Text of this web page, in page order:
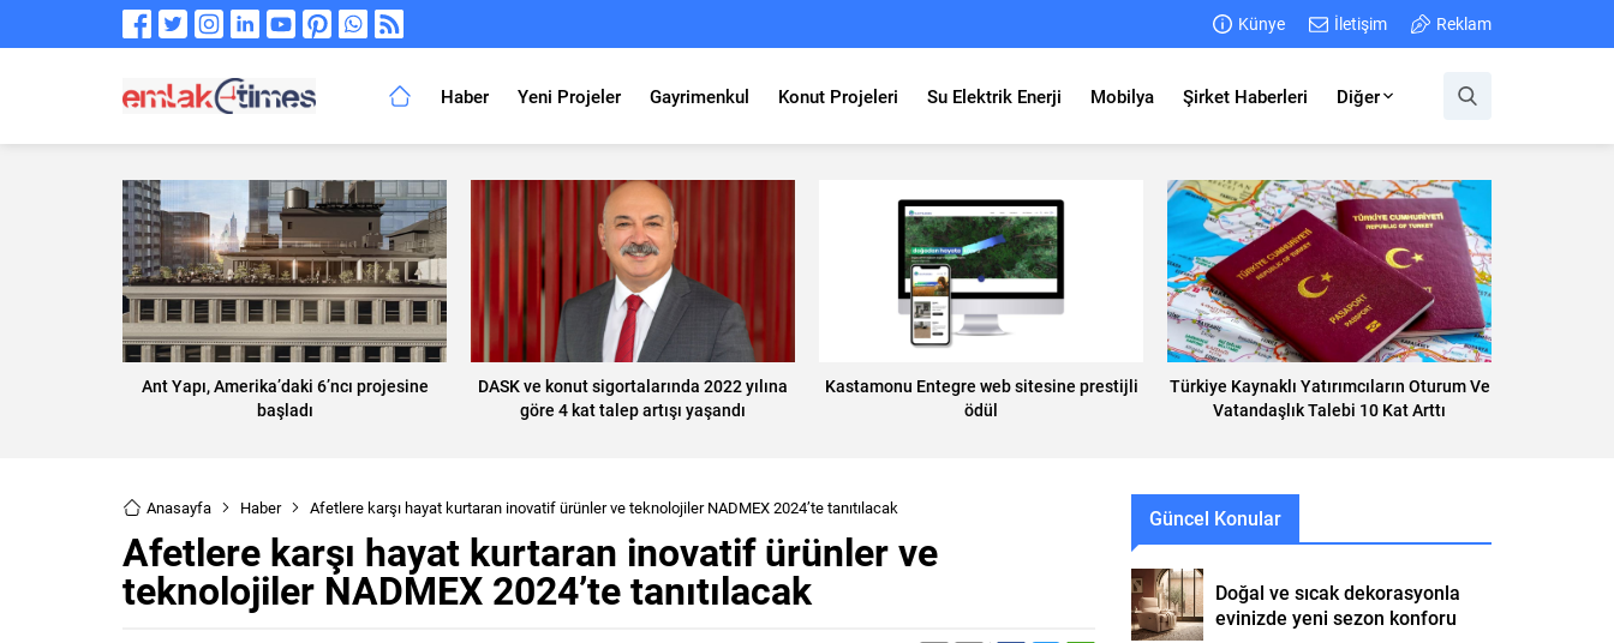
Künye İletişim Reklam
Haber Yeni Projeler Gayrimenkul Konut Projeleri Su Elektrik Enerji Mobilya Şirket Haberleri Diğer
Ant Yapı, Amerika’daki 6’ncı projesine
başladı
DASK ve konut sigortalarında 2022 yılına
göre 4 kat talep artışı yaşandı
Kastamonu Entegre web sitesine prestijli
ödül
Türkiye Kaynaklı Yatırımcıların Oturum Ve
Vatandaşlık Talebi 10 Kat Arttı
Anasayfa Haber Afetlere karşı hayat kurtaran inovatif ürünler ve teknolojiler NADMEX 2024’te tanıtılacak
Afetlere karşı hayat kurtaran inovatif ürünler ve
teknolojiler NADMEX 2024’te tanıtılacak
Güncel Konular
Doğal ve sıcak dekorasyonla
evinizde yeni sezon konforu